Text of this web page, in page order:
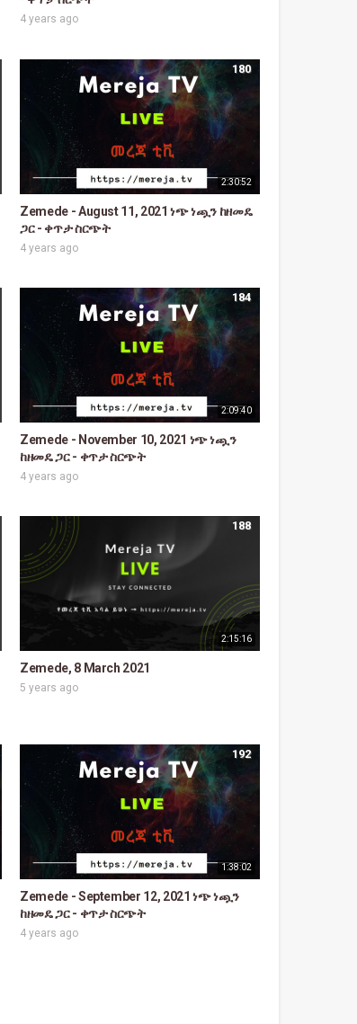
4 years ago
2:30:52
180
Zemede - August 11, 2021 ነጭ ነጯን ከዘመዴ
ጋር - ቀጥታ ስርጭት
4 years ago
2:09:40
184
Zemede - November 10, 2021 ነጭ ነጯን
ከዘመዴ ጋር - ቀጥታ ስርጭት
4 years ago
2:15:16
188
Zemede, 8 March 2021
5 years ago
1:38:02
192
Zemede - September 12, 2021 ነጭ ነጯን
ከዘመዴ ጋር - ቀጥታ ስርጭት
4 years ago